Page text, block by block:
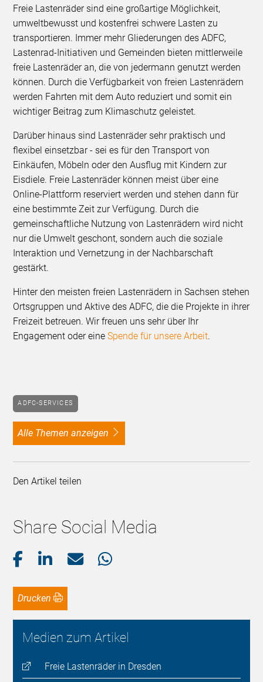
Freie Lastenräder sind eine großartige Möglichkeit,
umweltbewusst und kostenfrei schwere Lasten zu
transportieren. Immer mehr Gliederungen des ADFC,
Lastenrad-Initiativen und Gemeinden bieten mittlerweile
freie Lastenräder an, die von jedermann genutzt werden
können. Durch die Verfügbarkeit von freien Lastenrädern
werden Fahrten mit dem Auto reduziert und somit ein
wichtiger Beitrag zum Klimaschutz geleistet.
Darüber hinaus sind Lastenräder sehr praktisch und
flexibel einsetzbar - sei es für den Transport von
Einkäufen, Möbeln oder den Ausflug mit Kindern zur
Eisdiele. Freie Lastenräder können meist über eine
Online-Plattform reserviert werden und stehen dann für
eine bestimmte Zeit zur Verfügung. Durch die
gemeinschaftliche Nutzung von Lastenrädern wird nicht
nur die Umwelt geschont, sondern auch die soziale
Interaktion und Vernetzung in der Nachbarschaft
gestärkt.
Hinter den meisten freien Lastenrädern in Sachsen stehen
Ortsgruppen und Aktive des ADFC, die die Projekte in ihrer
Freizeit betreuen. Wir freuen uns sehr über Ihr
Engagement oder eineSpende für unsere Arbeit.
ADFC-SERVICES
alle Themen anzeigen
Den Artikel teilen
Share Social Media
Drucken
Medien zum Artikel
Freie Lastenräder in Dresden